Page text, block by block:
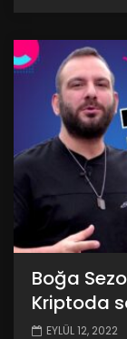
Boğa
Kriptoda
EYLÜL 12, 2022